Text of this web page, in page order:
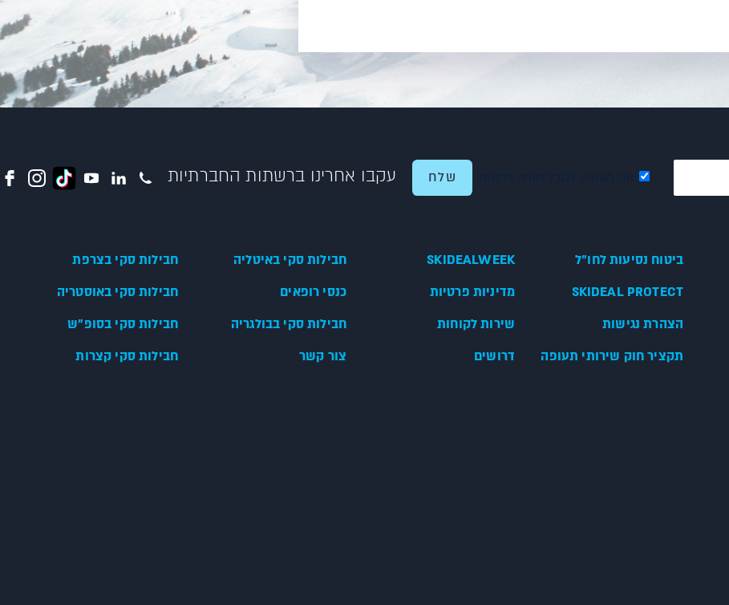
עקבו אחרינו ברשתות החברתיות
ביטוח נסיעות לחו"ל SKIDEALWEEK חבילות סקי באיטליה
חבילות סקי בצרפת
SKIDEAL PROTECT מדיניות פרטיות כנסי רופאים
חבילות סקי באוסטריה
הצהרת נגישות שירות לקוחות חבילות סקי בבולגריה
חבילות סקי בסופ"ש
תקציר חוק שירותי תעופה דרושים צור קשר
חבילות סקי קצרות